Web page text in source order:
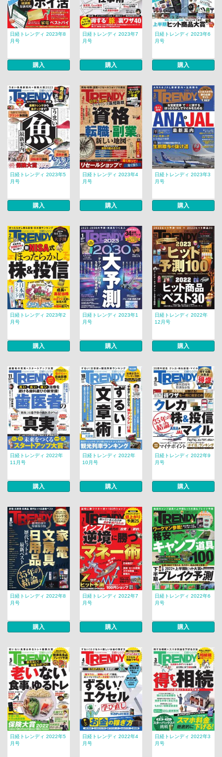
日経トレンディ 2023年8
月号
購入
日経トレンディ 2023年7
月号
購入
日経トレンディ 2023年6
月号
購入
日経トレンディ 2023年5
月号
購入
日経トレンディ 2023年4
月号
購入
日経トレンディ 2023年3
月号
購入
日経トレンディ 2023年2
月号
購入
日経トレンディ 2023年1
月号
購入
日経トレンディ 2022年
12月号
購入
日経トレンディ 2022年
11月号
購入
日経トレンディ 2022年
10月号
購入
日経トレンディ 2022年9
月号
購入
日経トレンディ 2022年8
月号
購入
日経トレンディ 2022年7
月号
購入
日経トレンディ 2022年6
月号
購入
日経トレンディ 2022年5
月号
日経トレンディ 2022年4
月号
日経トレンディ 2022年3
月号